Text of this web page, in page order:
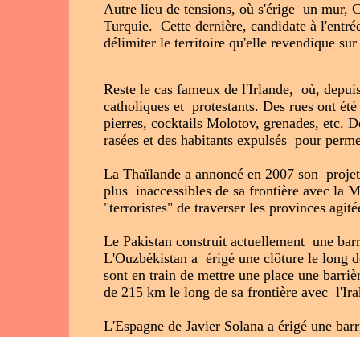
Autre lieu de tensions, où s'érige un mur,
Turquie. Cette dernière, candidate à
délimiter le territoire qu'elle revendique
Reste le cas fameux de l'Irlande, où,
catholiques et protestants. Des rues ont
pierres, cocktails Molotov, grenades, etc.
rasées et des habitants expulsés pour
La Thaïlande a annoncé en 2007 son
plus inaccessibles de sa frontière avec la
"terroristes" de traverser les provinces
Le Pakistan construit actuellement une
L'Ouzbékistan a érigé une clôture le long
sont en train de mettre une place une
de 215 km le long de sa frontière avec
L'Espagne de Javier Solana a érigé une